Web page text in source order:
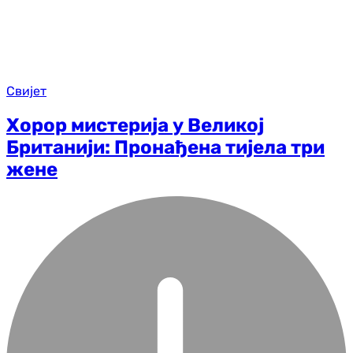
Свијет
Хорор мистерија у Великој
Британији: Пронађена тијела три
жене